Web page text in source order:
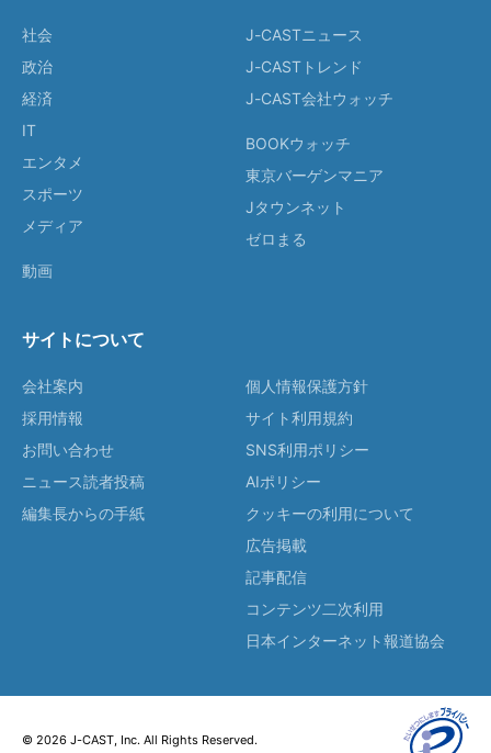
社会
政治
経済
IT
エンタメ
スポーツ
メディア
動画
J-CASTニュース
J-CASTトレンド
J-CAST会社ウォッチ
BOOKウォッチ
東京バーゲンマニア
Jタウンネット
ゼロまる
サイトについて
会社案内
採用情報
お問い合わせ
ニュース読者投稿
編集長からの手紙
個人情報保護方針
サイト利用規約
SNS利用ポリシー
AIポリシー
クッキーの利用について
広告掲載
記事配信
コンテンツ二次利用
日本インターネット報道協会
© 2026 J-CAST, Inc. All Rights Reserved.